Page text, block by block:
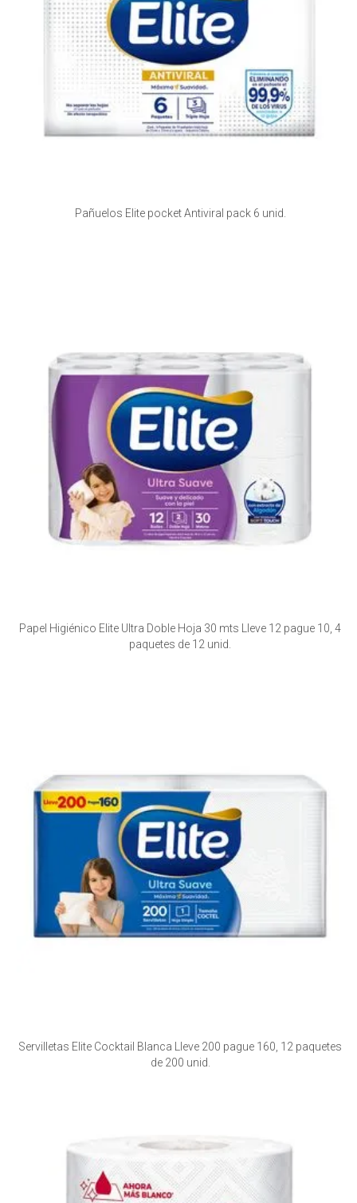
Pañuelos Elite pocket Antiviral pack 6 unid.
Papel Higiénico Elite Ultra Doble Hoja 30 mts Lleve 12 pague 10, 4
paquetes de 12 unid.
Servilletas Elite Cocktail Blanca Lleve 200 pague 160, 12 paquetes
de 200 unid.